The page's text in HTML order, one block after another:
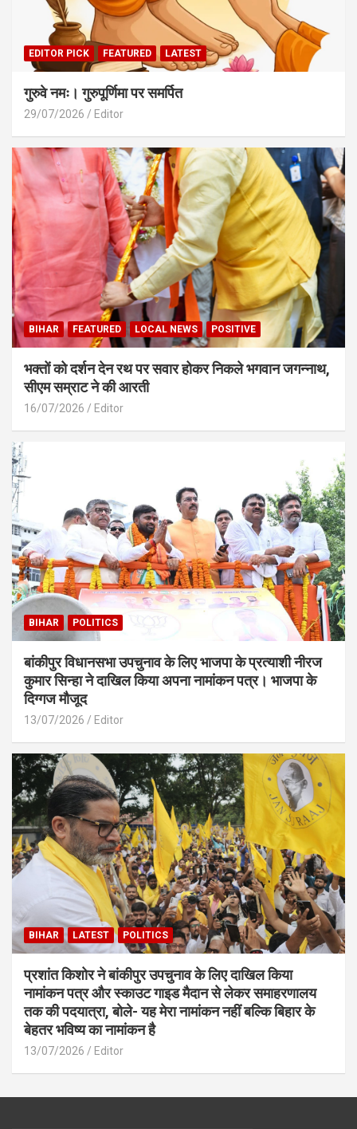
EDITOR PICK FEATURED LATEST
गुरुवे नमः। गुरुपूर्णिमा पर समर्पित
29/07/2026 Editor
BIHAR FEATURED LOCAL NEWS POSITIVE
भक्तों को दर्शन देन रथ पर सवार होकर निकले भगवान जगन्नाथ,
सीएम सम्राट ने की आरती
16/07/2026 Editor
BIHAR POLITICS
बांकीपुर विधानसभा उपचुनाव के लिए भाजपा के प्रत्याशी नीरज
कुमार सिन्हा ने दाखिल किया अपना नामांकन पत्र। भाजपा के
दिग्गज मौजूद
13/07/2026 Editor
BIHAR LATEST POLITICS
प्रशांत किशोर ने बांकीपुर उपचुनाव के लिए दाखिल किया
नामांकन पत्र और स्काउट गाइड मैदान से लेकर समाहरणालय
तक की पदयात्रा, बोले- यह मेरा नामांकन नहीं बल्कि बिहार के
बेहतर भविष्य का नामांकन है
13/07/2026 Editor